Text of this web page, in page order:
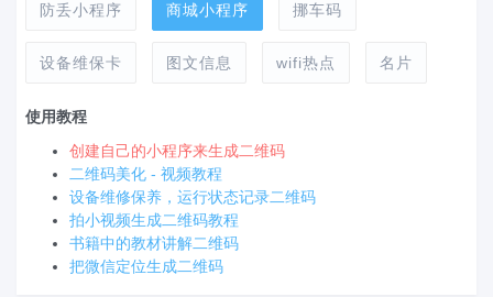
防丢小程序 商城小程序 挪车码
设备维保卡 图文信息 wifi热点 名片
使用教程
创建自己的小程序来生成二维码
二维码美化 - 视频教程
设备维修保养，运行状态记录二维码
拍小视频生成二维码教程
书籍中的教材讲解二维码
把微信定位生成二维码